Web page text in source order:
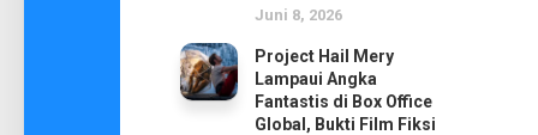
Juni 8, 2026
Project Hail Mery
Lampaui Angka
Fantastis di Box Office
Global, Bukti Film Fiksi